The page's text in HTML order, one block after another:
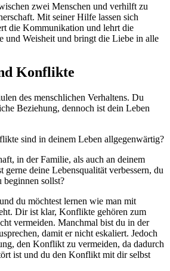
zwei Menschen und verhilft zu
Mit seiner Hilfe lassen sich
die Kommunikation und lehrt die
und Weisheit und bringt die Liebe in alle
Konflikte
des menschlichen Verhaltens. Du
Beziehung, dennoch ist dein Leben
sind in deinem Leben allgegenwärtig?
in der Familie, als auch an deinem
gerne deine Lebensqualität verbessern, du
sollst?
du möchtest lernen wie man mit
Dir ist klar, Konflikte gehören zum
vermeiden. Manchmal bist du in der
damit er nicht eskaliert. Jedoch
den Konflikt zu vermeiden, da dadurch
ist und du den Konflikt mit dir selbst